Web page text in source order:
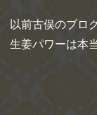
以前古俣のブロ
生姜パワーは本